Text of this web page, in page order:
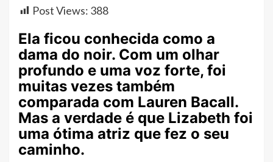
Post Views: 388
Ela ficou conhecida como a
dama do noir. Com um olhar
profundo e uma voz forte, foi
muitas vezes também
comparada com Lauren Bacall.
Mas a verdade é que Lizabeth foi
uma ótima atriz que fez o seu
caminho.